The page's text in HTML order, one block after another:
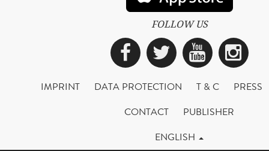
FOLLOW US
Facebook
Twitter
IMPRINT DATA PROTECTION T & C
PRESS
CONTACT
PUBLISHER
ENGLISH